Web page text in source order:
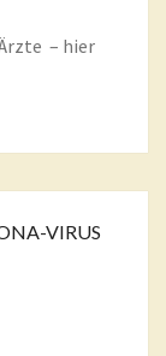
– hier
VIRUS